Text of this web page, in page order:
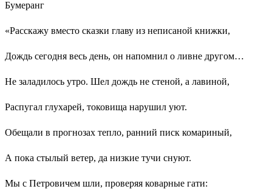
Бумеранг
«Расскажу вместо сказки главу из неписаной книжки,
Дождь сегодня весь день, он напомнил о ливне другом…
Не заладилось утро. Шел дождь не стеной, а лавиной,
Распугал глухарей, токовища нарушил уют.
Обещали в прогнозах тепло, ранний писк комариный,
А пока стылый ветер, да низкие тучи снуют.
Мы с Петровичем шли, проверяя коварные гати: